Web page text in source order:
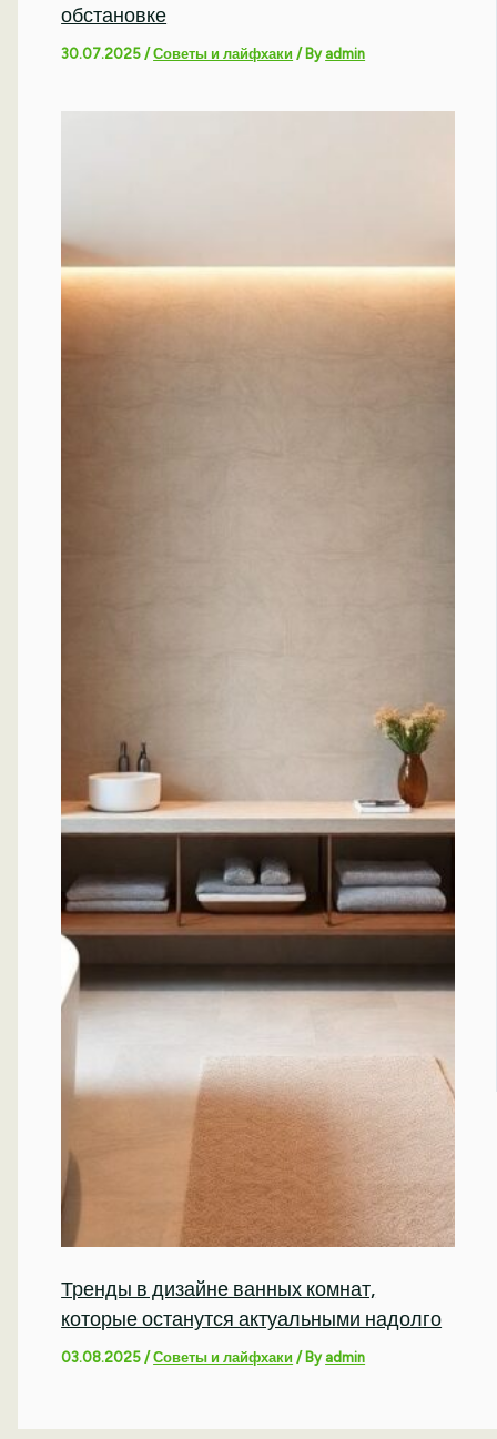
обстановке
30.07.2025/Советы и лайфхаки / Byadmin
Тренды в дизайне ванных комнат,
которые останутся актуальными надолго
03.08.2025/Советы и лайфхаки / Byadmin